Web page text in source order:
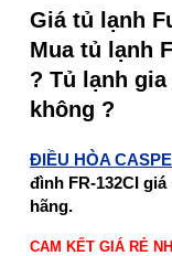
Giá tủ lạnh
Mua tủ lạnh
? Tủ lạnh
không ?
ĐIỀU HÒA
đình FR-132CI
hãng.
CAM KẾT GIÁ RẺ